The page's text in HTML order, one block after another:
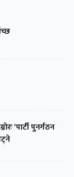
‘पार्टी पुनर्गठन